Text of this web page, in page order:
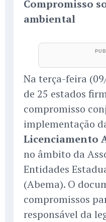
Compromisso
ambiental
Na terça-feira
de 25 estados
compromisso
implementação
Licenciamento
no âmbito da
Entidades
(Abema). O
compromissos
responsável da